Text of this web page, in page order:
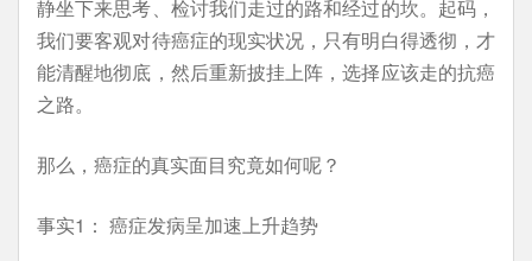
静坐下来思考、检讨我们走过的路和经过的坎。起码，
我们要客观对待癌症的现实状况，只有明白得透彻，才
能清醒地彻底，然后重新披挂上阵，选择应该走的抗癌
之路。
那么，癌症的真实面目究竟如何呢？
事实1： 癌症发病呈加速上升趋势